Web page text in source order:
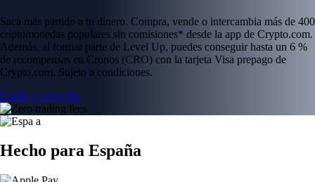
Saca más partido a tu dinero. Compra, vende o intercambia más de 400
criptomonedas populares sin comisiones* desde la app de Crypto.com.
Además, al formar parte de Level Up, puedes conseguir hasta un 6 %
de recompensas en Cronos (CRO) con la tarjeta Visa prepago de
Crypto.com. Sujeto a condiciones.
Únete a Level Up
Hecho para España